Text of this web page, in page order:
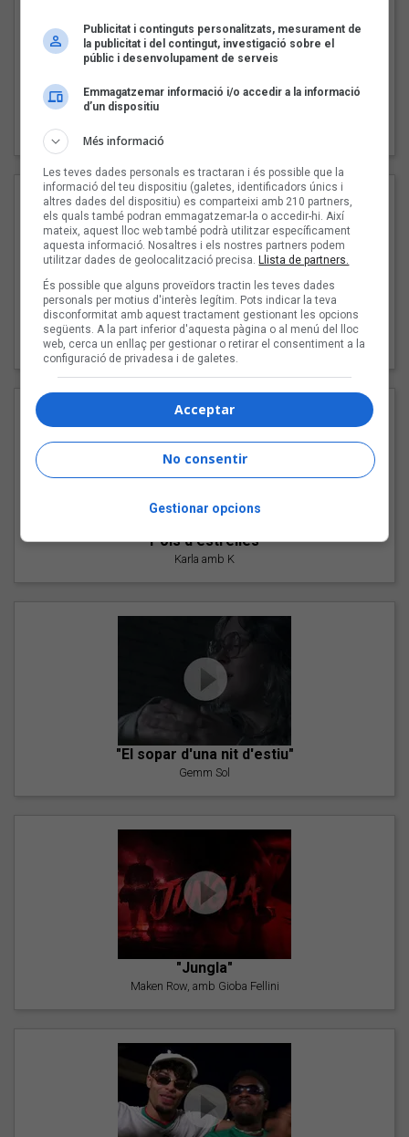
"Les cabres"
94 Rules amb Compte
"Pols d'estrelles"
Karla amb K
"El sopar d'una nit d'estiu"
Gemm Sol
"Jungla"
Maken Row, amb Gioba Fellini
Publicitat i continguts personalitzats, mesurament de
la publicitat i del contingut, investigació sobre el
públic i desenvolupament de serveis
Emmagatzemar informació i/o accedir a la informació
d’un dispositiu
Més informació
Les teves dades personals es tractaran i és possible que la
informació del teu dispositiu (galetes, identificadors únics i
altres dades del dispositiu) es comparteixi amb 210 partners,
els quals també podran emmagatzemar-la o accedir-hi. Així
mateix, aquest lloc web també podrà utilitzar específicament
aquesta informació. Nosaltres i els nostres partners podem
utilitzar dades de geolocalització precisa.Llista de partners.
És possible que alguns proveïdors tractin les teves dades
personals per motius d'interès legítim. Pots indicar la teva
disconformitat amb aquest tractament gestionant les opcions
següents. A la part inferior d'aquesta pàgina o al menú del lloc
web, cerca un enllaç per gestionar o retirar el consentiment a la
configuració de privadesa i de galetes.
Acceptar
No consentir
Gestionar opcions